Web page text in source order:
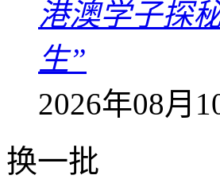
港澳学子探
生”
2026年08月
换一批